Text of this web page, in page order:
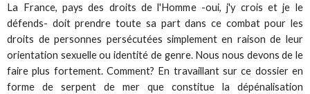
La France, pays des droits de l'Homme -oui, j'y crois et je le
défends- doit prendre toute sa part dans ce combat pour les
droits de personnes persécutées simplement en raison de leur
orientation sexuelle ou identité de genre. Nous nous devons de le
faire plus fortement. Comment? En travaillant sur ce dossier en
forme de serpent de mer que constitue la dépénalisation